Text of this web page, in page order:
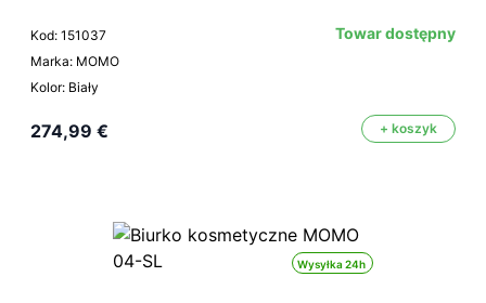
Kod: 151037
Marka: MOMO
Kolor: Biały
Towar dostępny
274,99 € + koszyk
Wysyłka 24h